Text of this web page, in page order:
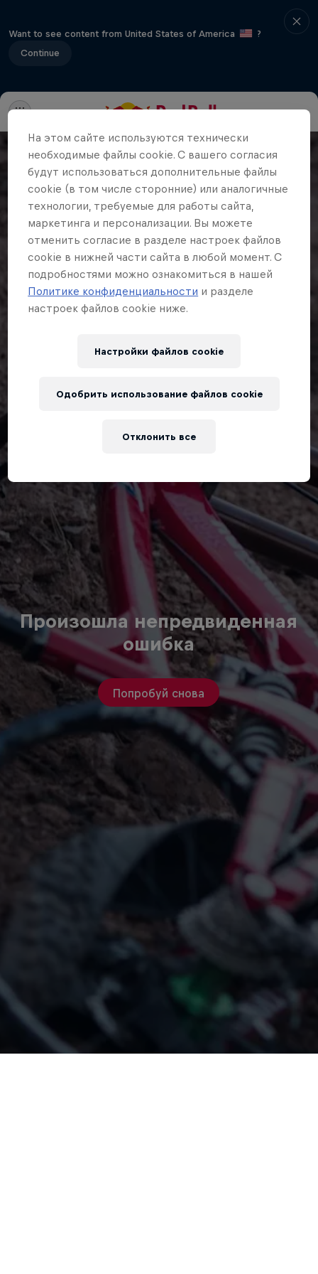
Want to see content from United States of America
?
Continue
Произошла непредвиденная
ошибка
Попробуй снова
На этом сайте иcпользуются технически
необходимые файлы cookie. С вашего согласия
будут использоваться дополнительные файлы
cookie (в том числе сторонние) или аналогичные
технологии, требуемые для работы сайта,
маркетинга и персонализации. Вы можете
отменить согласие в разделе настроек файлов
cookie в нижней части сайта в любой момент. С
подробностями можно ознакомиться в нашей
Политике конфиденциальности и разделе
настроек файлов cookie ниже.
Настройки файлов cookie
Отклонить все
Одобрить использование файлов cookie